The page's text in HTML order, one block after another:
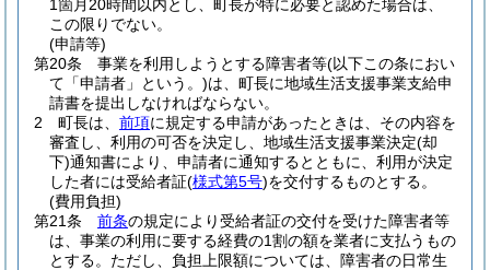
1箇月20時間以内とし、町長が特に必要と認めた場合は、
この限りでない。
(申請等)
第20条
事業を利用しようとする障害者等(以下この条におい
て「申請者」という。)は、町長に地域生活支援事業支給申
請書を提出しなければならない。
2
町長は、 前項に規定する申請があったときは、その内容を
審査し、利用の可否を決定し、地域生活支援事業決定(却
下)通知書により、申請者に通知するとともに、利用が決定
した者には受給者証(様式第5号)を交付するものとする。
(費用負担)
第21条
前条の規定により受給者証の交付を受けた障害者等
は、事業の利用に要する経費の1割の額を業者に支払うもの
とする。 ただし、負担上限額については、障害者の日常生